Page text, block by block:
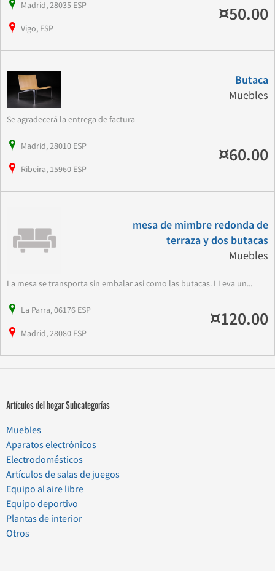
Madrid, 28035 ESP
Vigo, ESP
¤50.00
Butaca
Muebles
Se agradecerá la entrega de factura
Madrid, 28010 ESP
Ribeira, 15960 ESP
¤60.00
mesa de mimbre redonda de
terraza y dos butacas
Muebles
La mesa se transporta sin embalar asi como las butacas. LLeva un...
La Parra, 06176 ESP
Madrid, 28080 ESP
¤120.00
Artículos del hogar Subcategorías
Muebles
Aparatos electrónicos
Electrodomésticos
Artículos de salas de juegos
Equipo al aire libre
Equipo deportivo
Plantas de interior
Otros